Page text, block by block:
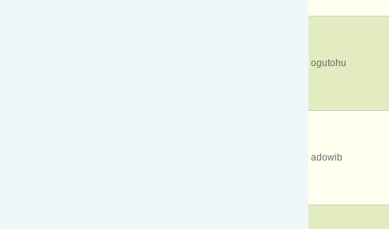
ogutohu
adowib